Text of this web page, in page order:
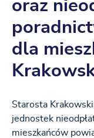
oraz
dla
Starosta
jednostek
mieszkańców